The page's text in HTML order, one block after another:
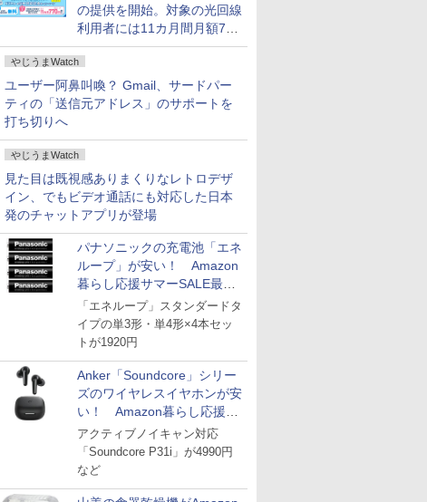
の提供を開始。対象の光回線
利用者には11カ月間月額770
円割引のキャンペーン
やじうまWatch
ユーザー阿鼻叫喚？ Gmail、サードパー
ティの「送信元アドレス」のサポートを
打ち切りへ
やじうまWatch
見た目は既視感ありまくりなレトロデザ
イン、でもビデオ通話にも対応した日本
発のチャットアプリが登場
パナソニックの充電池「エネ
ループ」が安い！ Amazon
暮らし応援サマーSALE最終
日
「エネループ」スタンダードタ
イプの単3形・単4形×4本セッ
トが1920円
Anker「Soundcore」シリー
ズのワイヤレスイヤホンが安
い！ Amazon暮らし応援サ
マーSALE
アクティブノイキャン対応
「Soundcore P31i」が4990円
など